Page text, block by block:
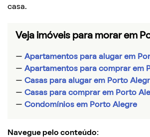
casa.
Veja imóveis para morar em
— Apartamentos para alugar em
— Apartamentos para comprar em
— Casas para alugar em Porto
— Casas para comprar em Porto
— Condomínios em Porto Alegre
Navegue pelo conteúdo: